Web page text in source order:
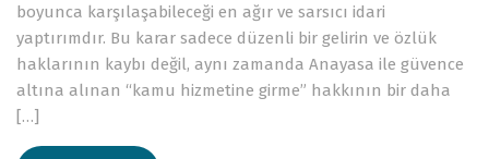
boyunca karşılaşabileceği en ağır ve sarsıcı idari
yaptırımdır. Bu karar sadece düzenli bir gelirin ve özlük
haklarının kaybı değil, aynı zamanda Anayasa ile güvence
altına alınan “kamu hizmetine girme” hakkının bir daha
[…]